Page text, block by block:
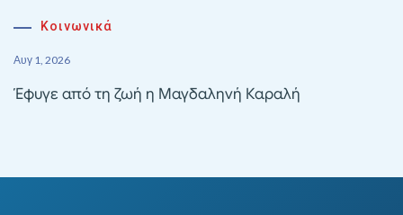
Κοινωνικά
Αυγ 1, 2026
Έφυγε από τη ζωή η Μαγδαληνή Καραλή